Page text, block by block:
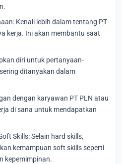
Kenali lebih dalam tentang PT
kerja. Ini akan membantu saat
diri untuk pertanyaan-
ditanyakan dalam
dengan karyawan PT PLN atau
di sana untuk mendapatkan
Skills: Selain hard skills,
kemampuan soft skills seperti
kepemimpinan.